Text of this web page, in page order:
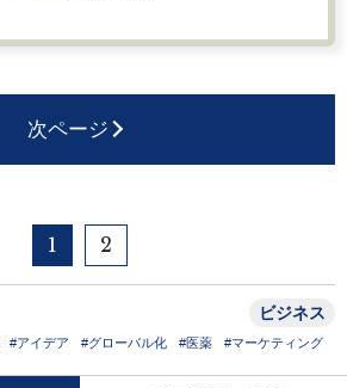
次ページ
1 2
ビジネス
#アイデア #グローバル化 #医薬 #マーケティング